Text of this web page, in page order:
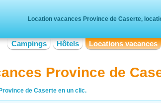
Location vacances Province de Caserte,
Campings Hôtels Locations vacances
Province de
de Caserte en un clic.